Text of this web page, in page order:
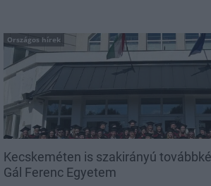
Országos hírek
Kecskeméten is szakirányú
Gál Ferenc Egyetem